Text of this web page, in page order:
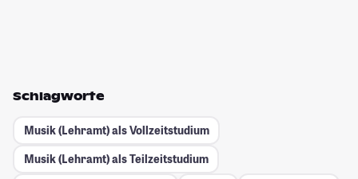
Schlagworte
Musik (Lehramt) als Vollzeitstudium
Musik (Lehramt) als Teilzeitstudium